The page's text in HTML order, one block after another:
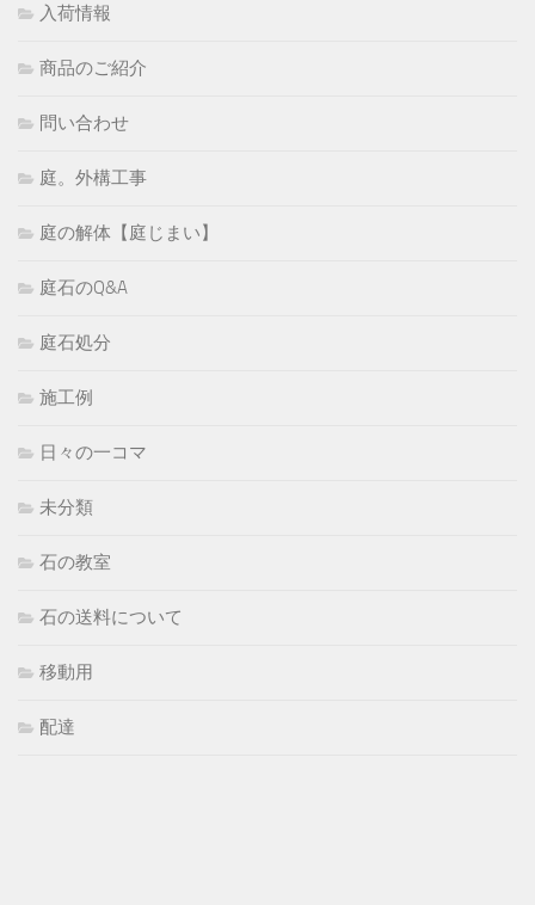
入荷情報
商品のご紹介
問い合わせ
庭。外構工事
庭の解体【庭じまい】
庭石のQ&A
庭石処分
施工例
日々の一コマ
未分類
石の教室
石の送料について
移動用
配達